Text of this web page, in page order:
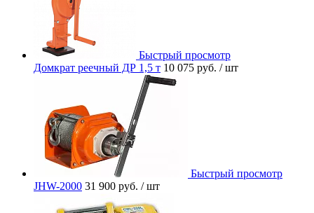
Быстрый просмотр
Домкрат реечный ДР 1,5 т 10 075 руб. / шт
Быстрый просмотр
JHW-2000 31 900 руб. / шт